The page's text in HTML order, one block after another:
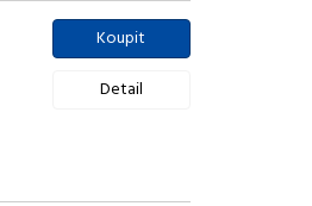
Koupit
Detail